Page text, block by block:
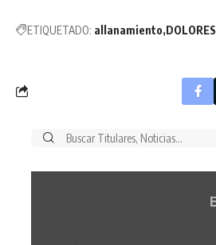
ETIQUETADO: allanamiento DOLORES
Buscar